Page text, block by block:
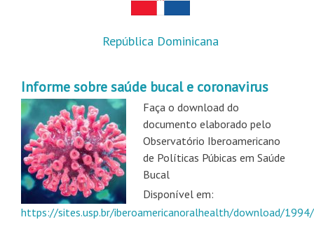
República Dominicana
Informe sobre saúde bucal e coronavirus
Faça o download do
documento elaborado pelo
Observatório Iberoamericano
de Políticas Púbicas em Saúde
Bucal
Disponível em:
https://sites.usp.br/iberoamericanoralhealth/download/1994/